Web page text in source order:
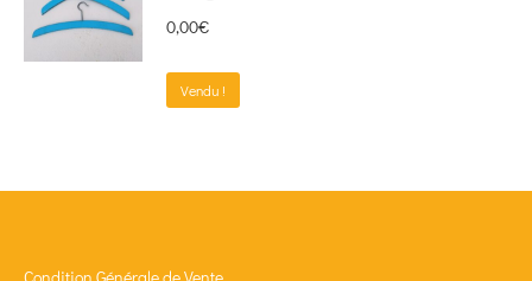
0,00€
Vendu !